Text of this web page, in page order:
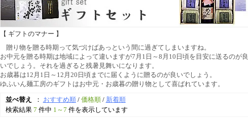
【 ギフトのマナー 】
贈り物を贈る時期って気づけばあっという間に過ぎてしまいますね。
お中元を贈る時期は地域によって違いますが7月1日～8月10日頃を目安に送るのが良
いでしょう。それを過ぎると残暑見舞いになります。
お歳暮は12月1日～12月20日頃までに届くように贈るのが良いでしょう。
ゆふいん麺工房のギフトはお中元・お歳暮の贈り物として喜ばれています。
並べ替え ： おすすめ順 / 価格順 / 新着順
検索結果 7 件中 1～7 件を表示しています